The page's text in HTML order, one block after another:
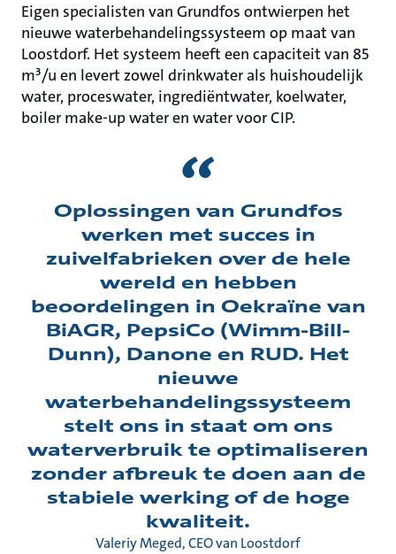
Eigen specialisten van Grundfos ontwierpen het
nieuwe waterbehandelingssysteem op maat van
Loostdorf. Het systeem heeft een capaciteit van 85
m³/u en levert zowel drinkwater als huishoudelijk
water, proceswater, ingrediëntwater, koelwater,
boiler make-up water en water voor CIP.
Oplossingen van Grundfos
werken met succes in
zuivelfabrieken over de hele
wereld en hebben
beoordelingen in Oekraïne van
BiAGR, PepsiCo (Wimm-Bill-
Dunn), Danone en RUD. Het
nieuwe
waterbehandelingssysteem
stelt ons in staat om ons
waterverbruik te optimaliseren
zonder afbreuk te doen aan de
stabiele werking of de hoge
kwaliteit.
Valeriy Meged, CEO van Loostdorf